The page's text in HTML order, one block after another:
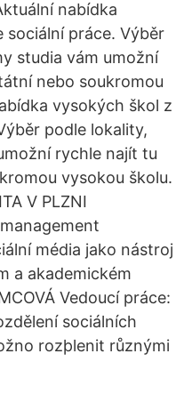
nabídka
práce. Výběr
studia vám umožní
nebo soukromou
vysokých škol z
podle lokality,
rychle najít tu
vysokou školu.
V PLZNI
média jako nástroj
a akademickém
Vedoucí práce:
sociálních
rozþlenit různými